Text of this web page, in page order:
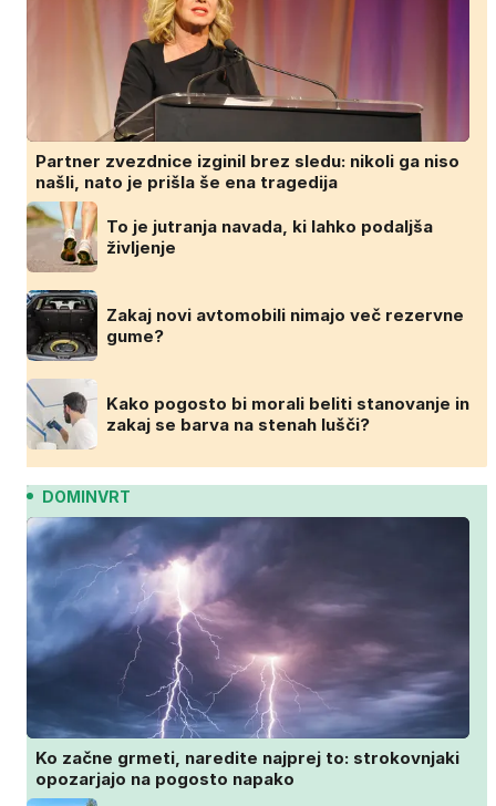
Partner zvezdnice izginil brez sledu: nikoli ga niso
našli, nato je prišla še ena tragedija
To je jutranja navada, ki lahko podaljša
življenje
Zakaj novi avtomobili nimajo več rezervne
gume?
Kako pogosto bi morali beliti stanovanje in
zakaj se barva na stenah lušči?
DOMINVRT
Ko začne grmeti, naredite najprej to: strokovnjaki
opozarjajo na pogosto napako